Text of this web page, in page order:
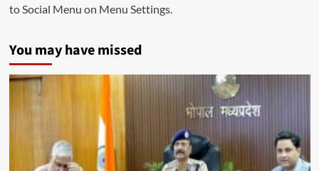
to Social Menu on Menu Settings.
You may have missed